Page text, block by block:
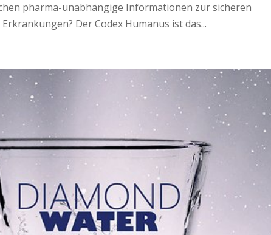
pharma-unabhängige Informationen zur sicheren
Der Codex Humanus ist das...